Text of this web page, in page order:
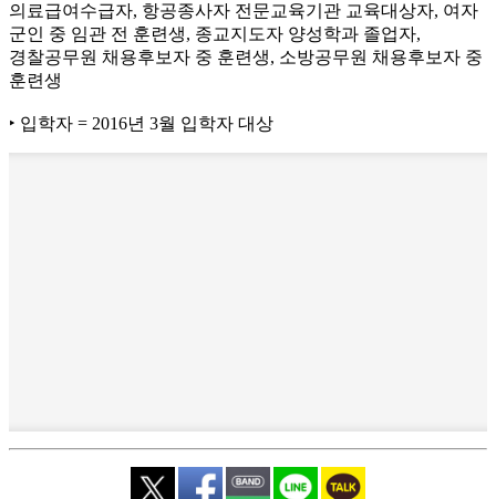
의료급여수급자, 항공종사자 전문교육기관 교육대상자, 여자
군인 중 임관 전 훈련생, 종교지도자 양성학과 졸업자,
경찰공무원 채용후보자 중 훈련생, 소방공무원 채용후보자 중
훈련생
‣ 입학자 = 2016년 3월 입학자 대상